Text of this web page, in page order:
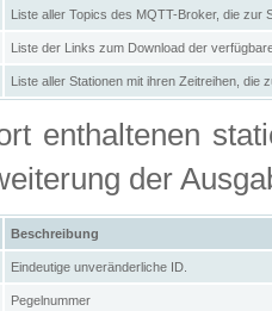
Liste aller Topics des MQTT-Broker, die zur
Liste der Links zum Download der
Liste aller Stationen mit ihren Zeitreihen, die
enthaltenen
der
Beschreibung
Eindeutige unveränderliche ID.
Pegelnummer